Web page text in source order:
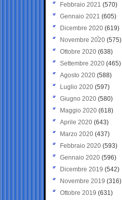
Febbraio 2021 (570)
Gennaio 2021 (605)
Dicembre 2020 (619)
Novembre 2020 (575)
Ottobre 2020 (638)
Settembre 2020(465)
Agosto 2020 (588)
Luglio 2020 (597)
Giugno 2020 (580)
Maggio 2020 (618)
Aprile 2020 (643)
Marzo 2020 (437)
Febbraio 2020 (593)
Gennaio 2020 (596)
Dicembre 2019 (542)
Novembre 2019 (316)
Ottobre 2019 (631)